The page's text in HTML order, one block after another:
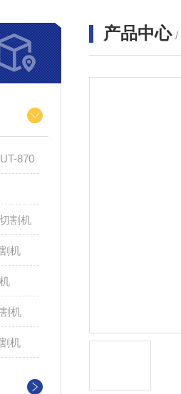
870
割机
机
机
机
产品中心 /